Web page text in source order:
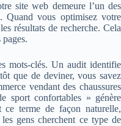
site web demeure l’un des
Quand vous optimisez votre
résultats de recherche. Cela
mots-clés. Un audit identifie
que de deviner, vous savez
vendant des chaussures
sport confortables » génère
ce terme de façon naturelle,
gens cherchent ce type de